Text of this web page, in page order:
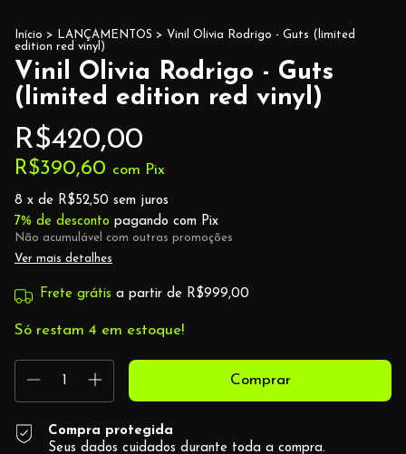
Início > LANÇAMENTOS > Vinil Olivia Rodrigo - Guts (limited
edition red vinyl)
Vinil Olivia Rodrigo - Guts
(limited edition red vinyl)
R$420,00
R$390,60 com Pix
8 x de R$52,50 sem juros
7% de desconto pagando com Pix
Não acumulável com outras promoções
Ver mais detalhes
Frete grátis a partir de R$999,00
Só restam 4 em estoque!
Compra protegida
Seus dados cuidados durante toda a compra.